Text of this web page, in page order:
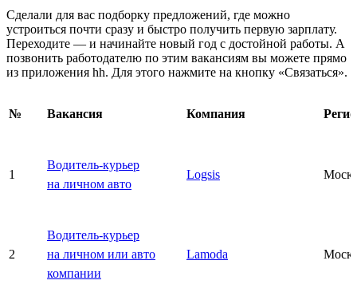
Сделали для вас подборку предложений, где можно
устроиться почти сразу и быстро получить первую зарплату.
Переходите — и начинайте новый год с достойной работы. А
позвонить работодателю по этим вакансиям вы можете прямо
из приложения hh. Для этого нажмите на кнопку «Связаться».
№ Вакансия Компания
1
Водитель-курьер
на личном авто
Logsis
2
Водитель-курьер
на личном или авто
компании
Lamoda